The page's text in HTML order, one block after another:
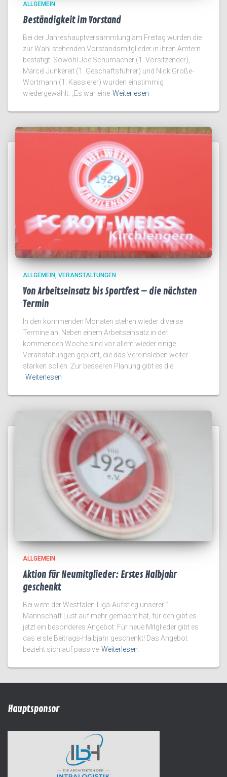
ALLGEMEIN
Beständigkeit im Vorstand
Bei der Jahreshauptversammlung am Freitag wurden die
zur Wahl stehenden Vorstandsmitglieder in ihren Ämtern
bestätigt. Sowohl Joe Schumacher (1. Vorsitzender),
Marcel Junkereit (1. Geschäftsführer) und Nick Große-
Wortmann (1. Kassierer) wurden einstimmig
wiedergewählt. „Es war eine Weiterlesen
ALLGEMEIN VERANSTALTUNGEN
Von Arbeitseinsatz bis Sportfest – die nächsten
Termin
In den kommenden Monaten stehen wieder diverse
Termine an. Neben einem Arbeitseinsatz in der
kommenden Woche sind vor allem wieder einige
Veranstaltungen geplant, die das Vereinsleben weiter
stärken sollen. Zur besseren Planung gibt es die
Weiterlesen
ALLGEMEIN
Aktion für Neumitglieder: Erstes Halbjahr
geschenkt
Bei wem der Westfalen-Liga-Aufstieg unserer 1.
Mannschaft Lust auf mehr gemacht hat, für den gibt es
jetzt ein besonderes Angebot: Für neue Mitglieder gibt es
das erste Beitrags-Halbjahr geschenkt! Das Angebot
bezieht sich auf passive Weiterlesen
Hauptsponsor